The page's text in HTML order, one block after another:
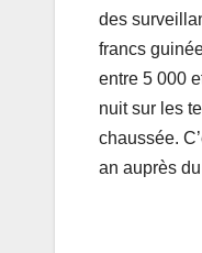
des
francs
entre 5 000
nuit sur les
chaussée.
an auprès